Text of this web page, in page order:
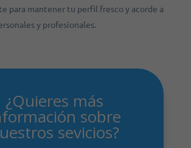
para mantener tu perfil fresco y acorde a
y profesionales.
¿Quieres más
sobre
sevicios?